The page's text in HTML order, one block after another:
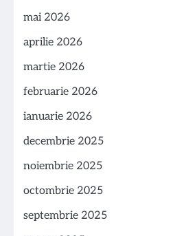
mai 2026
aprilie 2026
martie 2026
februarie 2026
ianuarie 2026
decembrie 2025
noiembrie 2025
octombrie 2025
septembrie 2025